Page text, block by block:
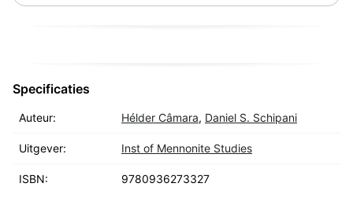
Specificaties
Auteur: Hélder Câmara, Daniel S. Schipani
Uitgever: Inst of Mennonite Studies
ISBN: 9780936273327